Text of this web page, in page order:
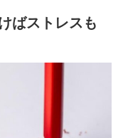
ばストレスも